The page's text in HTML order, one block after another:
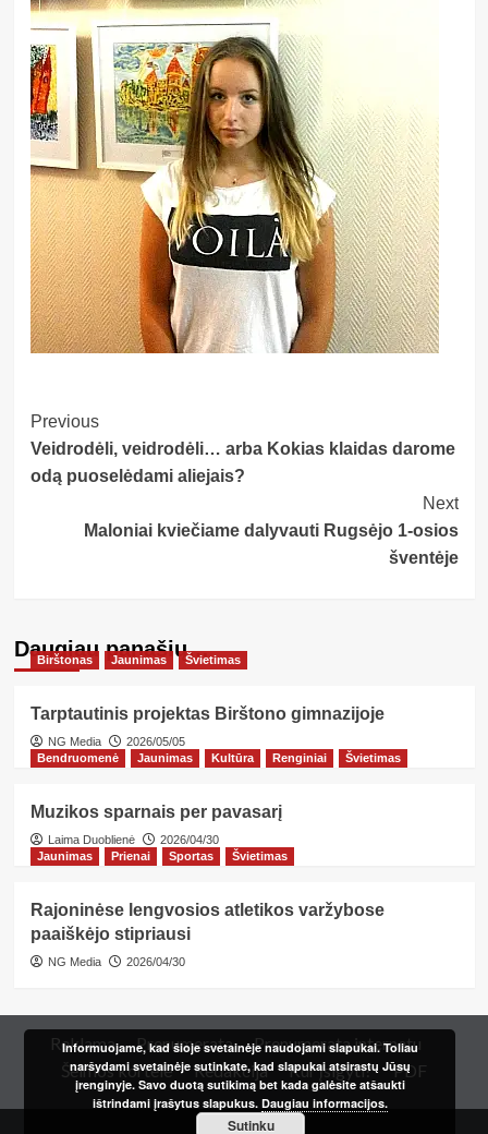
Post
Navigation
Previous
Veidrodėli, veidrodėli… arba Kokias klaidas darome
odą puoselėdami aliejais?
Next
Maloniai kviečiame dalyvauti Rugsėjo 1-osios
šventėje
Daugiau panašių…
Birštonas Jaunimas Švietimas
Tarptautinis projektas Birštono gimnazijoje
NG Media
2026/05/05
Bendruomenė
Jaunimas Kultūra Renginiai Švietimas
Muzikos sparnais per pavasarį
Laima Duoblienė
2026/04/30
Jaunimas
Prienai Sportas Švietimas
Rajoninėse lengvosios atletikos varžybose
paaiškėjo stipriausi
NG Media 2026/04/30
Reklama Prenumerata
Prenumerata internetu
Šeimos kortelė
Redakcija Kur įsigyti? PDF
Informuojame, kad šioje svetainėje naudojami slapukai. Toliau
naršydami svetainėje sutinkate, kad slapukai atsirastų Jūsų
įrenginyje. Savo duotą sutikimą bet kada galėsite atšaukti
ištrindami įrašytus slapukus. Daugiau informacijos.
Sutinku